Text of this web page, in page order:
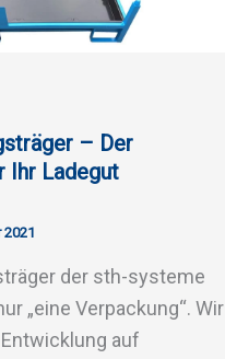
– Der
Ihr Ladegut
2021
der sth-systeme
„eine Verpackung“. Wir
auf